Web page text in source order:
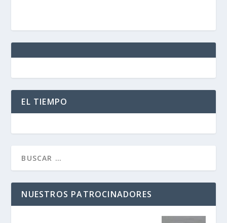
EL TIEMPO
NUESTROS PATROCINADORES